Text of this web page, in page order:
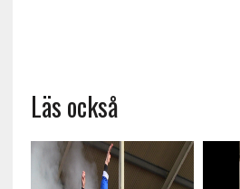
Läs också